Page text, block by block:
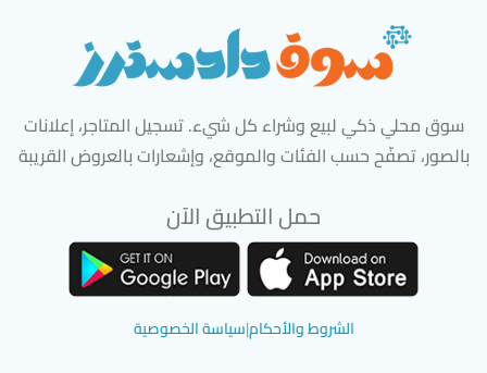
سوق محلي ذكي لبيع وشراء كل شيء. تسجيل المتاجر، إعلانات
بالصور، تصفّح حسب الفئات والموقع، وإشعارات بالعروض القريبة
حمل التطبيق الآن
الشروط والأحكام|سياسة الخصوصية